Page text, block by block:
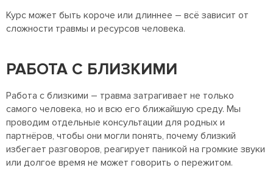
Курс может быть короче или длиннее – всё зависит от
сложности травмы и ресурсов человека.
РАБОТА С БЛИЗКИМИ
Работа с близкими – травма затрагивает не только
самого человека, но и всю его ближайшую среду. Мы
проводим отдельные консультации для родных и
партнёров, чтобы они могли понять, почему близкий
избегает разговоров, реагирует паникой на громкие звуки
или долгое время не может говорить о пережитом.